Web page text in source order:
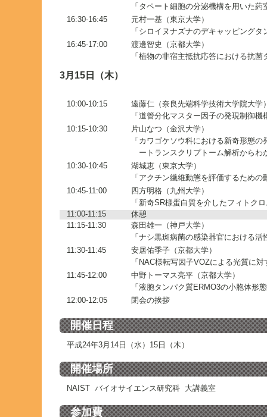
「タペート細胞の分泌機構を用いた葯
16:30-16:45
元村一基（東京大学）
「シロイヌナズナのデキャッピング
16:45-17:00
渡邊智史（京都大学）
「植物の非宿主抵抗応答における抗
3月15日（木）
10:00-10:15
遠藤仁（奈良先端科学技術大学院大学
「道管分化マスター因子の発現制御機
10:15-10:30
片山なつ（金沢大学）
「カワゴケソウ科における新奇形態の
ートランスクリプトーム解析からわ
10:30-10:45
湖城恵（東京大学）
「アクチン繊維動態を評価するため
10:45-11:00
四方明格（九州大学）
「新奇SR様蛋白質を介したフィトク
11:00-11:15
休憩
11:15-11:30
森田雄一（神戸大学）
「ナシ黒斑病菌の感染器官における
11:30-11:45
安居佑季子（京都大学）
「NAC様転写因子VOZによる光質に
11:45-12:00
中野トーマス亮平（京都大学）
「液胞タンパク質ERMO3の小胞体形
12:00-12:05
閉会の挨拶
開催日程
平成24年3月14日（水）15日（木）
開催場所
NAIST バイオサイエンス研究科 大講義室
参加費